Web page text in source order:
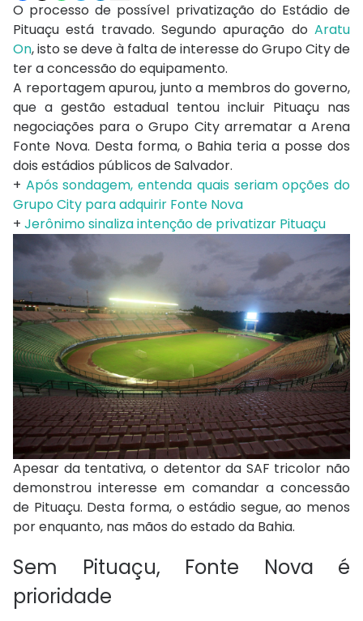
O processo de possível privatização do Estádio de
Pituaçu está travado. Segundo apuração do Aratu
On, isto se deve à falta de interesse do Grupo City de
ter a concessão do equipamento.
A reportagem apurou, junto a membros do governo,
que a gestão estadual tentou incluir Pituaçu nas
negociações para o Grupo City arrematar a Arena
Fonte Nova. Desta forma, o Bahia teria a posse dos
dois estádios públicos de Salvador.
+ Após sondagem, entenda quais seriam opções do
Grupo City para adquirir Fonte Nova
+ Jerônimo sinaliza intenção de privatizar Pituaçu
Apesar da tentativa, o detentor da SAF tricolor não
demonstrou interesse em comandar a concessão
de Pituaçu. Desta forma, o estádio segue, ao menos
por enquanto, nas mãos do estado da Bahia.
Sem Pituaçu, Fonte Nova é
prioridade